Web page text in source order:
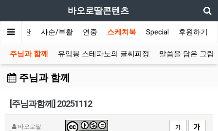
바오로딸콘텐츠
림/성탄 사순/부활 연중 스케치북 Special 후원하기
주님과 함께 유임봉 스테파노의 글씨피정 말씀을 담은 그림
주님과 함께
[주님과함께] 20251112
바오로딸